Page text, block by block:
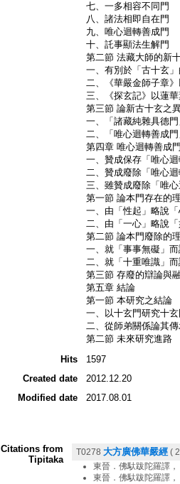
七、一多相容不同門
八、諸法相即自在門
九、唯心迴轉善成門
十、託事顯法生解門
第二節 法藏大師的新
一、有別於「古十玄
二、《華嚴金師子章
三、《探玄記》以蓮
第三節 論新古十玄之
一、「諸藏純雜具德
二、「唯心迴轉善成
第四章 唯心迴轉善成
一、贊成保存「唯心
二、贊成廢除「唯心
三、雖贊成廢除「唯
第一節 論本門存在的
一、由「性起」略說
二、由「一心」略說
第二節 論本門廢除的
一、就「事事無礙」
二、就「十重唯識」
第三節 存廢的辯論與
第五章 結論
第一節 本研究之結論
一、以十玄門研究十
二、從師弟關係論其
第二節 未來研究進路
Hits
1597
Created date
2012.12.20
Modified date
2017.08.01
Citations from
Tipitaka
T0278 大方廣佛華嚴經 (
東晉．佛馱跋陀羅譯
東晉．佛馱跋陀羅譯